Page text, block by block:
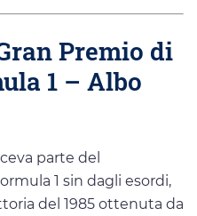
Premio di
1 – Albo
parte del
1 sin dagli esordi,
del 1985 ottenuta da